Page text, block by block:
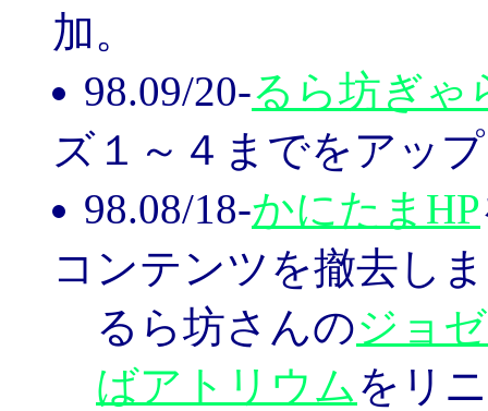
加。
98.09/20-るら坊ぎゃ
ズ１～４までをアッ
98.08/18-かにたまHP
コンテンツを撤去し
るら坊さんのジョ
ばアトリウムをリ